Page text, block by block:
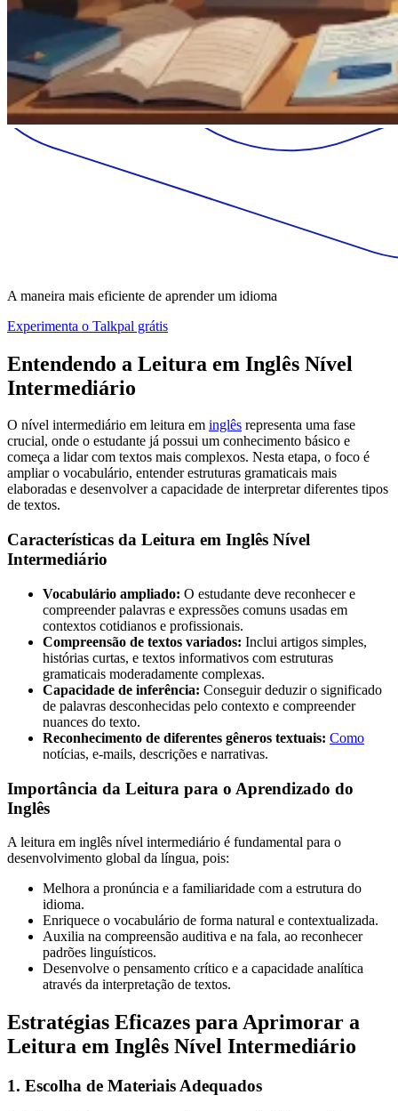
A maneira mais eficiente de aprender um idioma
Experimenta o Talkpal grátis
Entendendo a Leitura em Inglês Nível
Intermediário
O nível intermediário em leitura em inglês representa uma fase
crucial, onde o estudante já possui um conhecimento básico e
começa a lidar com textos mais complexos. Nesta etapa, o foco é
ampliar o vocabulário, entender estruturas gramaticais mais
elaboradas e desenvolver a capacidade de interpretar diferentes tipos
de textos.
Características da Leitura em Inglês Nível
Intermediário
Vocabulário ampliado: O estudante deve reconhecer e
compreender palavras e expressões comuns usadas em
contextos cotidianos e profissionais.
Compreensão de textos variados: Inclui artigos simples,
histórias curtas, e textos informativos com estruturas
gramaticais moderadamente complexas.
Capacidade de inferência: Conseguir deduzir o significado
de palavras desconhecidas pelo contexto e compreender
nuances do texto.
Reconhecimento de diferentes gêneros textuais: Como
notícias, e-mails, descrições e narrativas.
Importância da Leitura para o Aprendizado do
Inglês
A leitura em inglês nível intermediário é fundamental para o
desenvolvimento global da língua, pois:
Melhora a pronúncia e a familiaridade com a estrutura do
idioma.
Enriquece o vocabulário de forma natural e contextualizada.
Auxilia na compreensão auditiva e na fala, ao reconhecer
padrões linguísticos.
Desenvolve o pensamento crítico e a capacidade analítica
através da interpretação de textos.
Estratégias Eficazes para Aprimorar a
Leitura em Inglês Nível Intermediário
1. Escolha de Materiais Adequados